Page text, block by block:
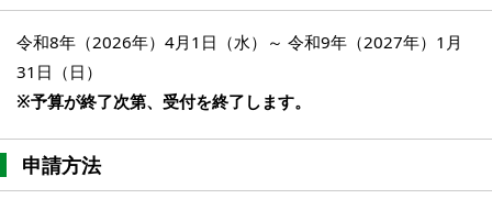
令和8年（2026年）4月1日（水）～ 令和9年（2027年）1月
31日（日）
※予算が終了次第、受付を終了します。
申請方法